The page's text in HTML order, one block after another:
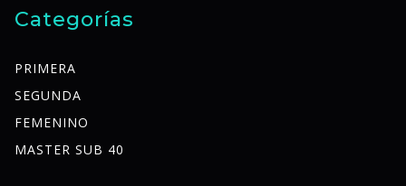
Categorías
PRIMERA
SEGUNDA
FEMENINO
MASTER SUB 40